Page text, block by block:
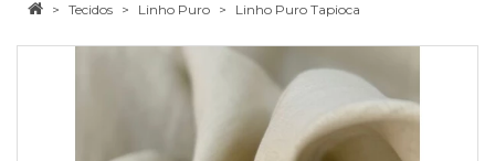
Tecidos Linho Puro Linho Puro Tapioca